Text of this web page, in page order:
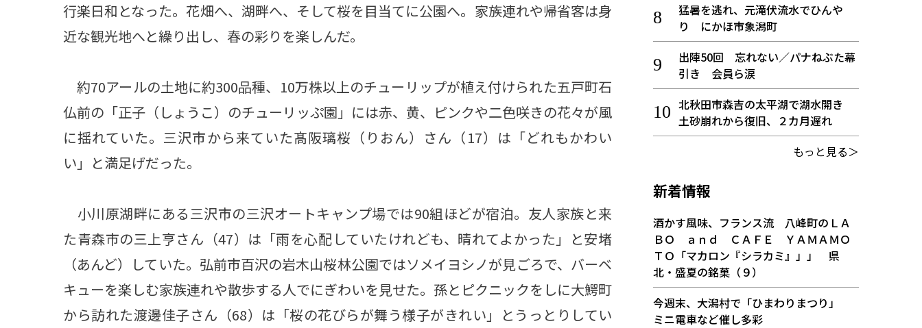
行楽日和となった。花畑へ、湖畔へ、そして桜を目当てに公園へ。家族連れや帰省客は身
近な観光地へと繰り出し、春の彩りを楽しんだ。
約70アールの土地に約300品種、10万株以上のチューリップが植え付けられた五戸町石
仏前の「正子（しょうこ）のチューリッぷ園」には赤、黄、ピンクや二色咲きの花々が風
に揺れていた。三沢市から来ていた髙阪璃桜（りおん）さん（17）は「どれもかわい
い」と満足げだった。
小川原湖畔にある三沢市の三沢オートキャンプ場では90組ほどが宿泊。友人家族と来
た青森市の三上亨さん（47）は「雨を心配していたけれども、晴れてよかった」と安堵
（あんど）していた。弘前市百沢の岩木山桜林公園ではソメイヨシノが見ごろで、バーベ
キューを楽しむ家族連れや散歩する人でにぎわいを見せた。孫とピクニックをしに大鰐町
から訪れた渡邊佳子さん（68）は「桜の花びらが舞う様子がきれい」とうっとりしてい
猛暑を逃れ、元滝伏流水でひんや
り にかほ市象潟町
出陣50回 忘れない／パナねぶた幕
引き 会員ら涙
北秋田市森吉の太平湖で湖水開き
土砂崩れから復旧、２カ月遅れ
もっと見る＞
新着情報
酒かす風味、フランス流 八峰町のＬＡ
ＢＯ ａｎｄ ＣＡＦＥ ＹＡＭＡＭＯ
ＴＯ「マカロン『シラカミ』」」 県
北・盛夏の銘菓（９）
今週末、大潟村で「ひまわりまつり」
ミニ電車など催し多彩